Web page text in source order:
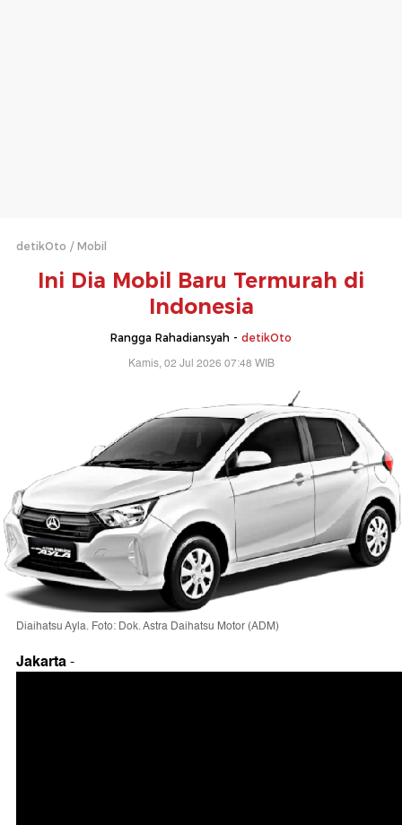
detikOto Mobil
Ini Dia Mobil Baru Termurah di
Indonesia
Rangga Rahadiansyah - detikOto
Kamis, 02 Jul 2026 07:48 WIB
Diaihatsu Ayla. Foto: Dok. Astra Daihatsu Motor (ADM)
Jakarta-